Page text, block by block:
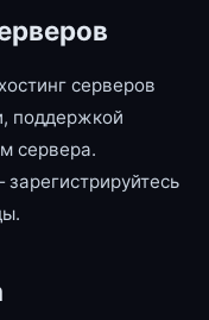
серверов
поддержкой
сервера.